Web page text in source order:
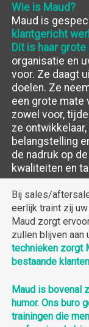
alle
vlakken
die
een
positieve
bijdrage
zullen
leveren
aan
het
resultaat.
Wie is Maud?
Maud is
klantgericht
Dit is haar
organisatie en
voor. Ze daagt
doelen. Ze
een grote mate
zowel voor,
ze
belangstelling
de nadruk op
kwaliteiten en
Bij sales/
eerlijk traint zij
Maud zorgt
zullen blijven
technieken zorgt
bestaande
Maud is bovenal
humor. Ons buro
trainingen die